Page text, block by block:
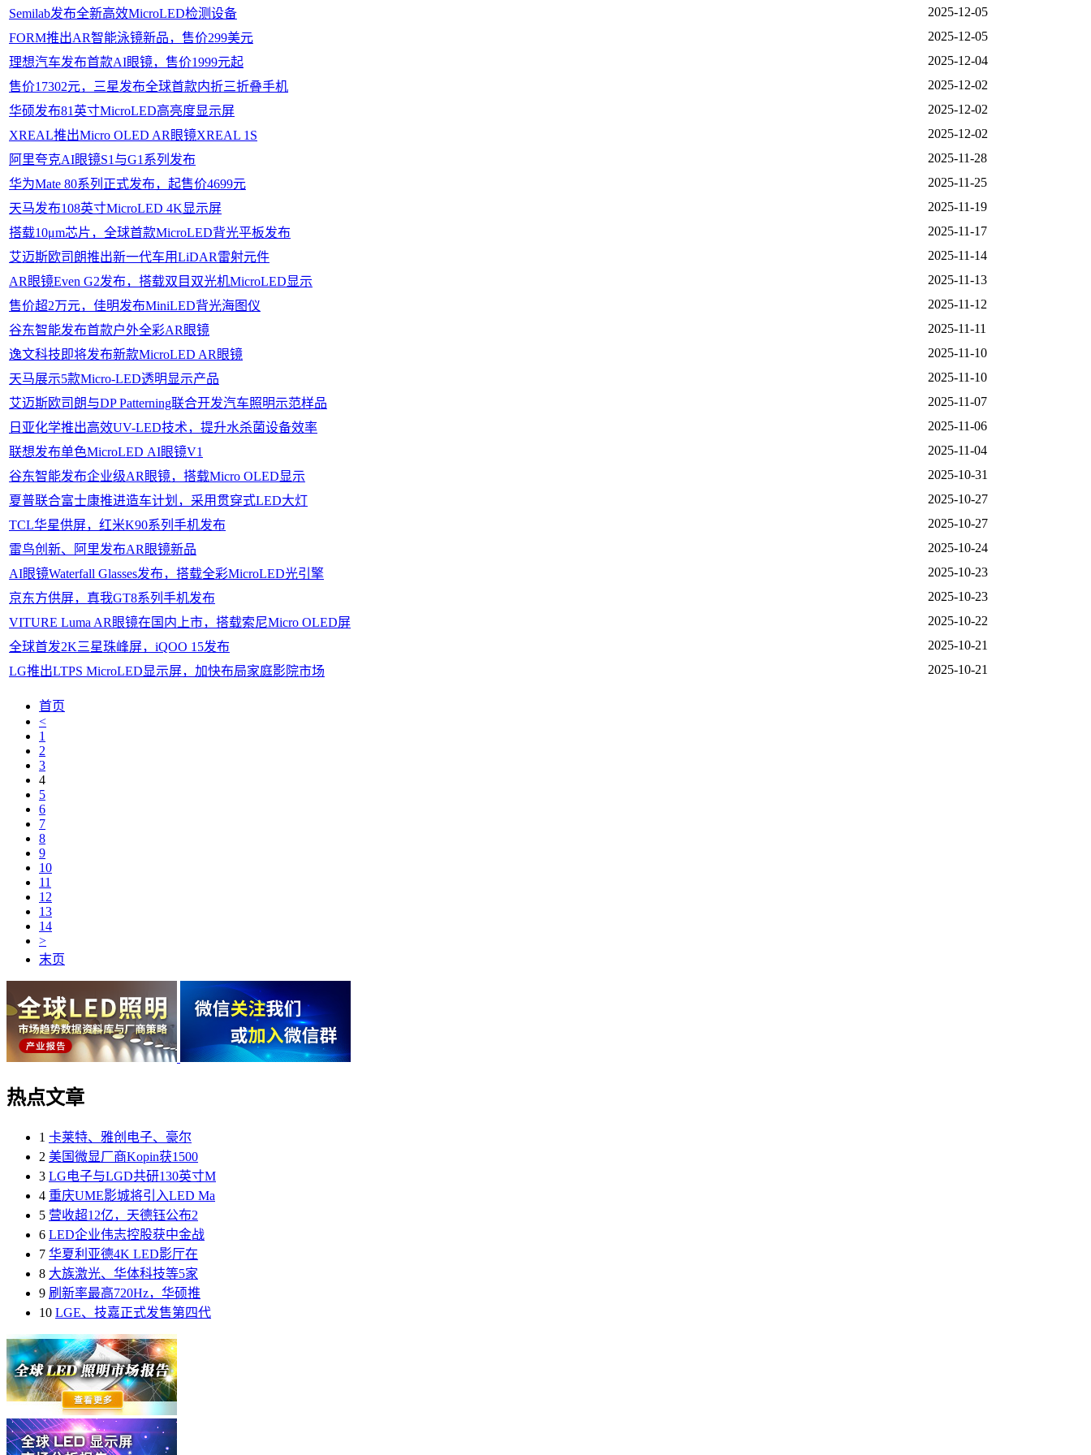
Semilab发布全新高效MicroLED检测设备
2025-12-05
FORM推出AR智能泳镜新品，售价299美元
2025-12-05
理想汽车发布首款AI眼镜，售价1999元起
2025-12-04
售价17302元，三星发布全球首款内折三折叠手机
2025-12-02
华硕发布81英寸MicroLED高亮度显示屏
2025-12-02
XREAL推出Micro OLED AR眼镜XREAL 1S
2025-12-02
阿里夸克AI眼镜S1与G1系列发布
2025-11-28
华为Mate 80系列正式发布，起售价4699元
2025-11-25
天马发布108英寸MicroLED 4K显示屏
2025-11-19
搭载10μm芯片，全球首款MicroLED背光平板发布
2025-11-17
艾迈斯欧司朗推出新一代车用LiDAR雷射元件
2025-11-14
AR眼镜Even G2发布，搭载双目双光机MicroLED显示
2025-11-13
售价超2万元，佳明发布MiniLED背光海图仪
2025-11-12
谷东智能发布首款户外全彩AR眼镜
2025-11-11
逸文科技即将发布新款MicroLED AR眼镜
2025-11-10
天马展示5款Micro-LED透明显示产品
2025-11-10
艾迈斯欧司朗与DP Patterning联合开发汽车照明示范样品
2025-11-07
日亚化学推出高效UV-LED技术，提升水杀菌设备效率
2025-11-06
联想发布单色MicroLED AI眼镜V1
2025-11-04
谷东智能发布企业级AR眼镜，搭载Micro OLED显示
2025-10-31
夏普联合富士康推进造车计划，采用贯穿式LED大灯
2025-10-27
TCL华星供屏，红米K90系列手机发布
2025-10-27
雷鸟创新、阿里发布AR眼镜新品
2025-10-24
AI眼镜Waterfall Glasses发布，搭载全彩MicroLED光引擎
2025-10-23
京东方供屏，真我GT8系列手机发布
2025-10-23
VITURE Luma AR眼镜在国内上市，搭载索尼Micro OLED屏
2025-10-22
全球首发2K三星珠峰屏，iQOO 15发布
2025-10-21
LG推出LTPS MicroLED显示屏，加快布局家庭影院市场
2025-10-21
首页
<
1
2
3
4
5
6
7
8
9
10
11
12
13
14
>
末页
热点文章
1 卡莱特、雅创电子、豪尔
2 美国微显厂商Kopin获1500
3 LG电子与LGD共研130英寸M
4 重庆UME影城将引入LED Ma
5 营收超12亿，天德钰公布2
6 LED企业伟志控股获中金战
7 华夏利亚德4K LED影厅在
8 大族激光、华体科技等5家
9 刷新率最高720Hz，华硕推
10 LGE、技嘉正式发售第四代